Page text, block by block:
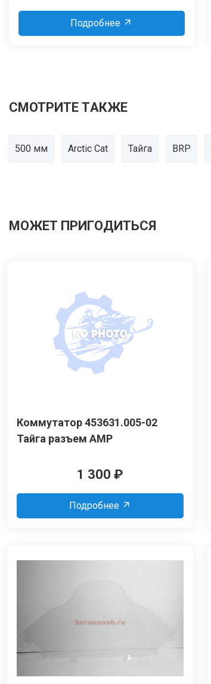
Подробнее
СМОТРИТЕ ТАКЖЕ
500 мм Arctic Cat Тайга BRP
МОЖЕТ ПРИГОДИТЬСЯ
Коммутатор 453631.005-02
Тайга разъем AMP
1 300 ₽
Подробнее